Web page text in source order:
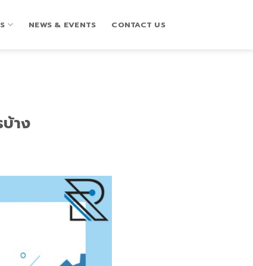
NEWS & EVENTS CONTACT US
าง